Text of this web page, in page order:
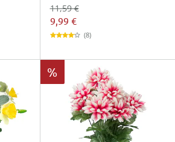
11,59 €
9,99 €
(8)
%